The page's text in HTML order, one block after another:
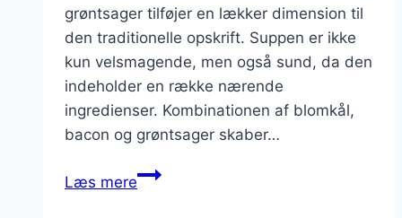
grøntsager tilføjer en lækker dimension til
den traditionelle opskrift. Suppen er ikke
kun velsmagende, men også sund, da den
indeholder en række nærende
ingredienser. Kombinationen af blomkål,
bacon og grøntsager skaber…
Læs mereBlomkålssuppe